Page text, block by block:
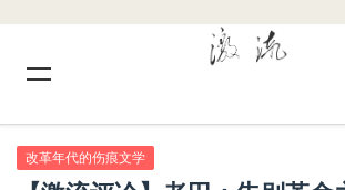
改革年代的伤痕文学